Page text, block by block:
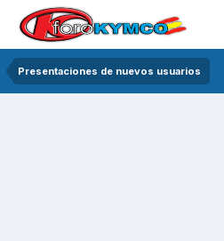
Presentaciones de nuevos usuarios